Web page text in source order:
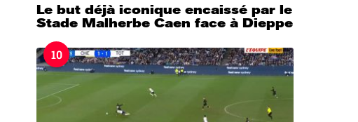
Le but déjà iconique encaissé par le
Stade Malherbe Caen face à Dieppe
10